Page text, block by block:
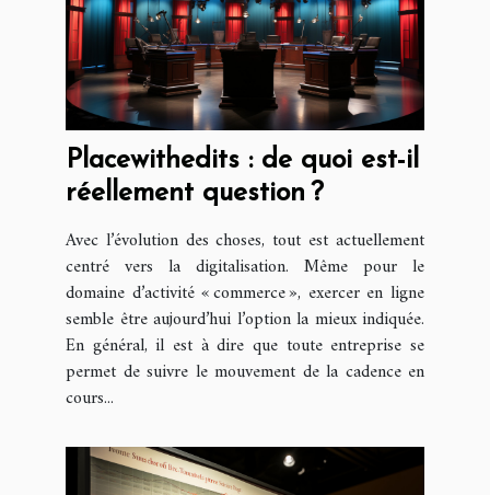
Placewithedits : de quoi est-il
réellement question ?
Avec l’évolution des choses, tout est actuellement
centré vers la digitalisation. Même pour le
domaine d’activité « commerce », exercer en ligne
semble être aujourd’hui l’option la mieux indiquée.
En général, il est à dire que toute entreprise se
permet de suivre le mouvement de la cadence en
cours...